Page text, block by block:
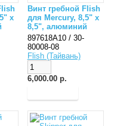
x
Винт гребной Flish
для Mercury, 8,5" x
8,5", алюминий
897618A10 / 30-
80008-08
Flish (Тайвань)
6,000.00 р.